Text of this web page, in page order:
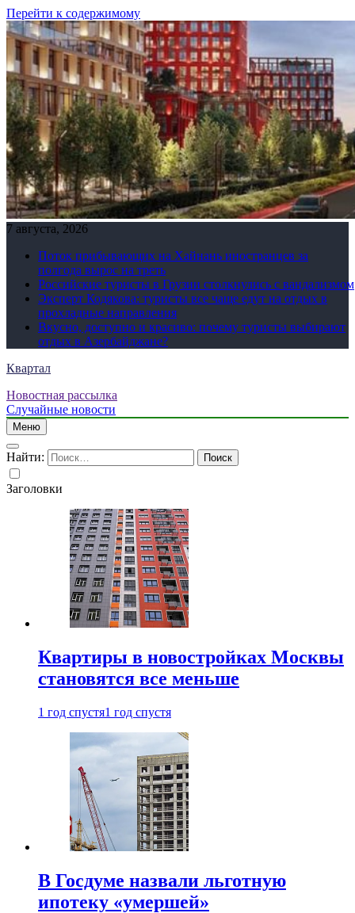
Перейти к содержимому
7 августа, 2026
Поток прибывающих на Хайнань иностранцев за
полгода вырос на треть
Российские туристы в Грузии столкнулись с вандализмом
Эксперт Кодякова: туристы все чаще едут на отдых в
прохладные направления
Вкусно, доступно и красиво: почему туристы выбирают
отдых в Азербайджане?
Квартал
Новостная рассылка
Случайные новости
Меню
Найти:
Заголовки
Квартиры в новостройках Москвы
становятся все меньше
1 год спустя1 год спустя
В Госдуме назвали льготную
ипотеку «умершей»